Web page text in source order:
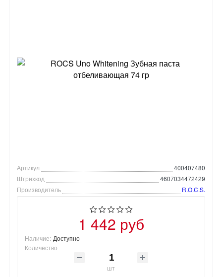
Артикул
400407480
Штрихкод
4607034472429
Производитель
R.O.C.S.
1 442 руб
Наличие: Доступно
Количество
шт